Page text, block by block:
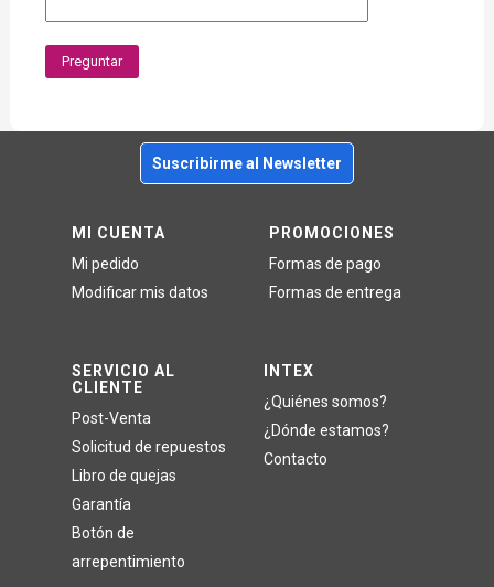
Preguntar
Suscribirme al Newsletter
MI CUENTA
Mi pedido
Modificar mis datos
SERVICIO AL
CLIENTE
Post-Venta
Solicitud de repuestos
Libro de quejas
Garantía
Botón de
arrepentimiento
PROMOCIONES
Formas de pago
Formas de entrega
INTEX
¿Quiénes somos?
¿Dónde estamos?
Contacto